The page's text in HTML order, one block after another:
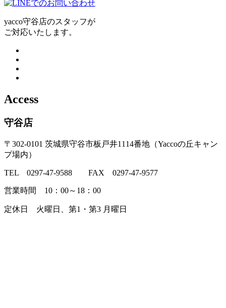
yacco守谷店のスタッフが
ご対応いたします。
Access
守谷店
〒302-0101 茨城県守谷市板戸井1114番地（Yaccoの丘キャン
プ場内）
TEL 0297-47-9588 FAX 0297-47-9577
営業時間 10：00～18：00
定休日 火曜日、第1・第3 月曜日